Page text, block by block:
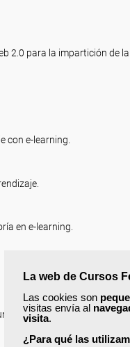
La web de Cursos
Las cookies son
visitas envía al
visita.
¿Para qué las
2.0 para la impartición de
con e-learning.
en e-learning.
as a lo largo del